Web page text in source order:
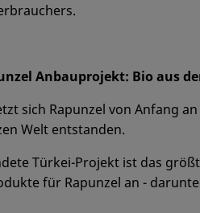
Anbauprojekt: Bio aus
sich Rapunzel von Anfang
Welt entstanden.
Türkei-Projekt ist das
für Rapunzel an -